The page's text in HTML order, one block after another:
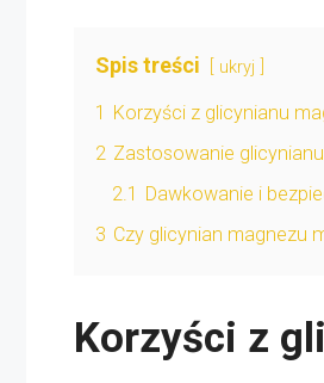
Spis treści ukryj
1 Korzyści z glicynianu
2 Zastosowanie
2.1 Dawkowanie i
3 Czy glicynian magnezu
Korzyści z